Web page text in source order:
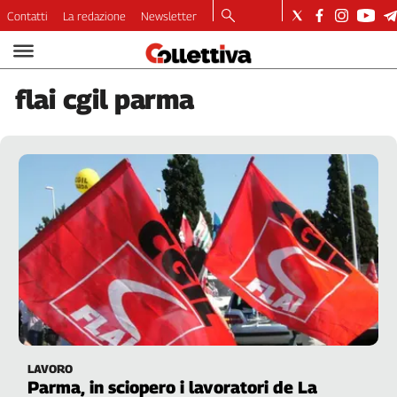
Video
Podcast
Dirette
Ambiente
Diritti
Welfare
Italia
Internazionale
Culture
Categorie
Contatti La redazione Newsletter
flai cgil parma
LAVORO
Parma, in sciopero i lavoratori de La